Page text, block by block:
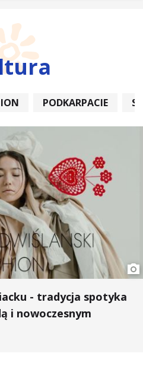
PODKARPACIE
- tradycja spotyka
i nowoczesnym